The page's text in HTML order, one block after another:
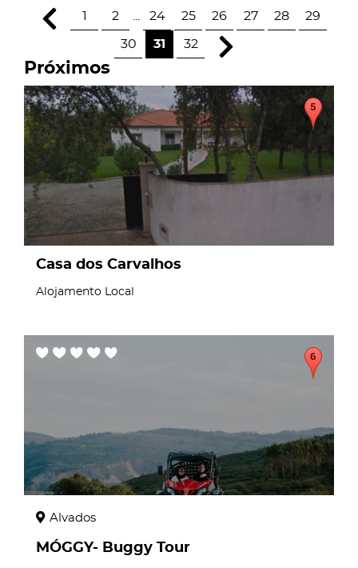
1 2 24 25 26 27 28 29
30 31 32
Próximos
page
Casa dos Carvalhos
Alojamento Local
page
Alvados
MÓGGY- Buggy Tour